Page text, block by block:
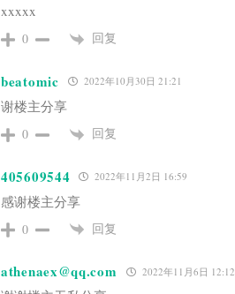
xxxxx
0 回复
beatomic 2022年10月30日 21:21
谢楼主分享
0 回复
405609544 2022年11月2日 16:59
感谢楼主分享
0 回复
athenaex@qq.com 2022年11月6日 12:12